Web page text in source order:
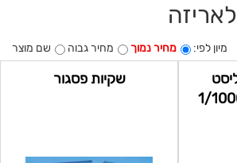
לאריזה
מיון לפי: מחיר נמוך מחיר גבוה שם מוצר
שקיות פסגור